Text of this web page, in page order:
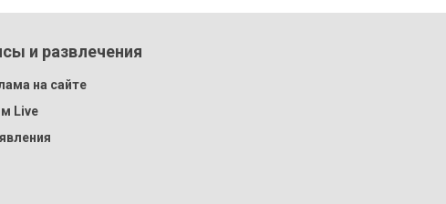
и развлечения
на сайте
Live